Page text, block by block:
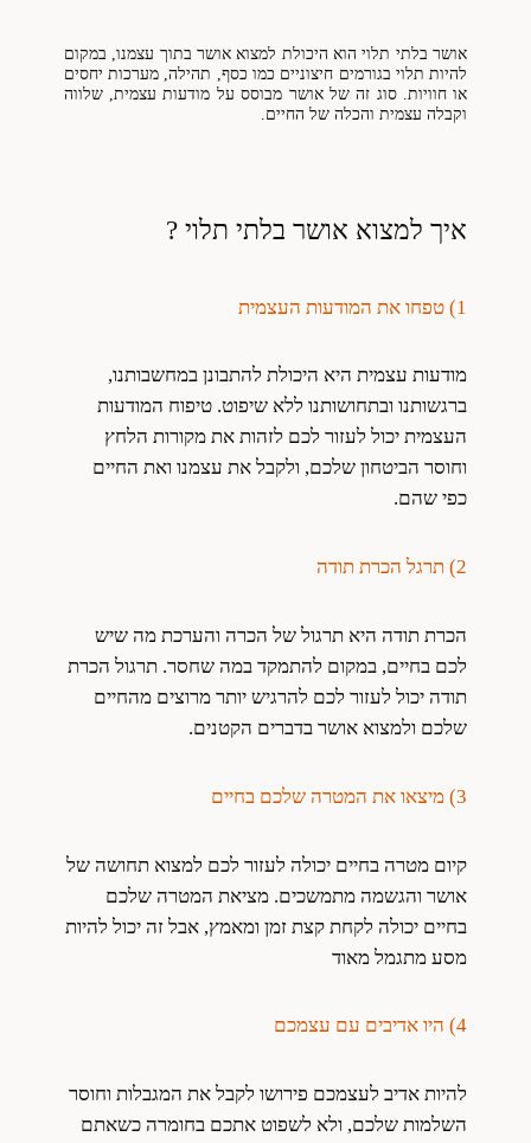
אושר בלתי תלוי הוא היכולת למצוא אושר בתוך עצמנו, במקום
להיות תלוי בגורמים חיצוניים כמו כסף, תהילה, מערכות יחסים
או חוויות. סוג זה של אושר מבוסס על מודעות עצמית, שלווה
וקבלה עצמית והכלה של החיים.
איך למצוא אושר בלתי תלוי ?
1) טפחו את המודעות העצמית
מודעות עצמית היא היכולת להתבונן במחשבותנו,
ברגשותנו ובתחושותנו ללא שיפוט. טיפוח המודעות
העצמית יכול לעזור לכם לזהות את מקורות הלחץ
וחוסר הביטחון שלכם, ולקבל את עצמנו ואת החיים
כפי שהם.
2) תרגל הכרת תודה
הכרת תודה היא תרגול של הכרה והערכת מה שיש
לכם בחיים, במקום להתמקד במה שחסר. תרגול הכרת
תודה יכול לעזור לכם להרגיש יותר מרוצים מהחיים
שלכם ולמצוא אושר בדברים הקטנים.
3) מיצאו את המטרה שלכם בחיים
קיום מטרה בחיים יכולה לעזור לכם למצוא תחושה של
אושר והגשמה מתמשכים. מציאת המטרה שלכם
בחיים יכולה לקחת קצת זמן ומאמץ, אבל זה יכול להיות
מסע מתגמל מאוד
4) היו אדיבים עם עצמכם
להיות אדיב לעצמכם פירושו לקבל את המגבלות וחוסר
השלמות שלכם, ולא לשפוט אתכם בחומרה כשאתם